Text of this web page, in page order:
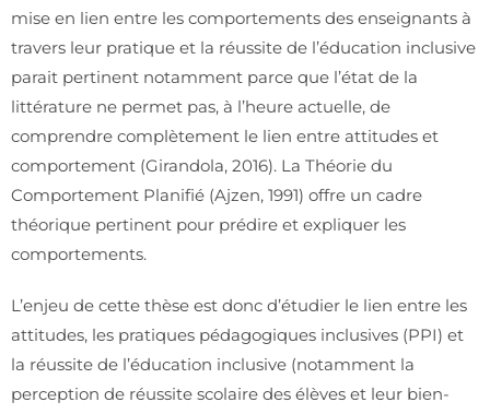
mise en lien entre les comportements des enseignants à
travers leur pratique et la réussite de l’éducation inclusive
parait pertinent notamment parce que l’état de la
littérature ne permet pas, à l’heure actuelle, de
comprendre complètement le lien entre attitudes et
comportement (Girandola, 2016). La Théorie du
Comportement Planifié (Ajzen, 1991) offre un cadre
théorique pertinent pour prédire et expliquer les
comportements.
L’enjeu de cette thèse est donc d’étudier le lien entre les
attitudes, les pratiques pédagogiques inclusives (PPI) et
la réussite de l’éducation inclusive (notamment la
perception de réussite scolaire des élèves et leur bien-